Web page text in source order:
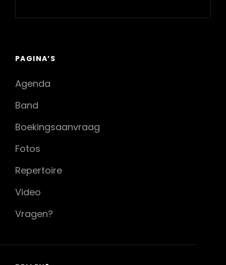
PAGINA’S
Agenda
Band
Boekingsaanvraag
Fotos
Repertoire
Video
Vragen?